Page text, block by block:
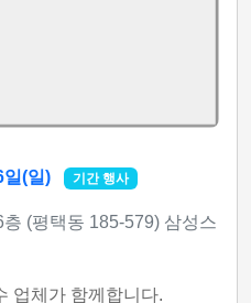
일(일) 기간 행사
(평택동 185-579) 삼성스
업체가 함께합니다.